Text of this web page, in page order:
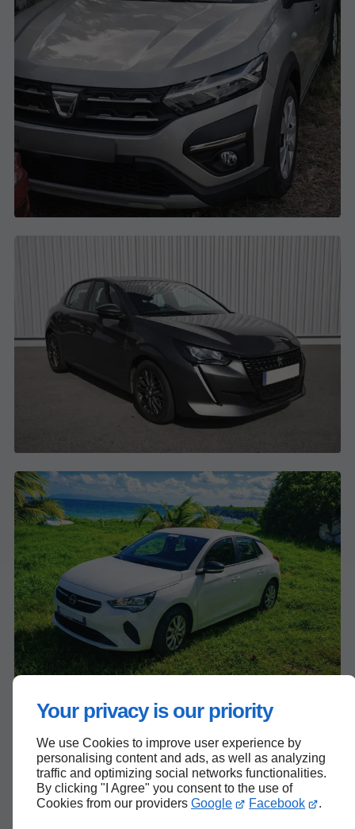
Your privacy is our priority
We use Cookies to improve user experience by
personalising content and ads, as well as analyzing
traffic and optimizing social networks functionalities.
By clicking "I Agree" you consent to the use of
Cookies from our providers Google Facebook .
Nos points forts
Découvrez les points forts qui
garantissent la réussite de votre